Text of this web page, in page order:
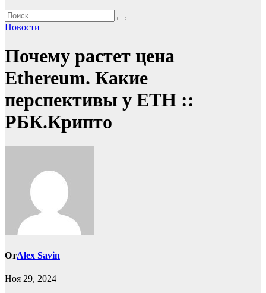
Новости
Почему растет цена
Ethereum. Какие
перспективы у ETH ::
РБК.Крипто
ОтAlex Savin
Ноя 29, 2024